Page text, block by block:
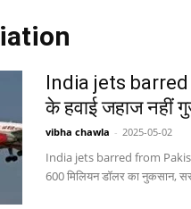
India jets
के हवाई जहाज नहीं
vibha chawla - 2025-05-02
India jets barred from
600 मिलियन डॉलर का नुकसान,